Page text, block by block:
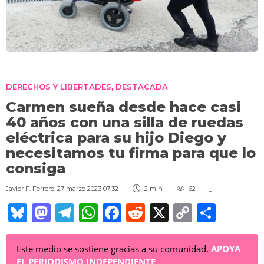
DERECHOS Y LIBERTADES, DESTACADA
Carmen sueña desde hace casi
40 años con una silla de ruedas
eléctrica para su hijo Diego y
necesitamos tu firma para que lo
consiga
Javier F. Ferrero, 27 marzo 2023 07:32 2 min 62
Bl
u
e
M
a
st
T
el
e
W
h
at
F
a
c
R
e
d
X C
o
p
o
m
Este medio se sostiene gracias a su comunidad. APOYA